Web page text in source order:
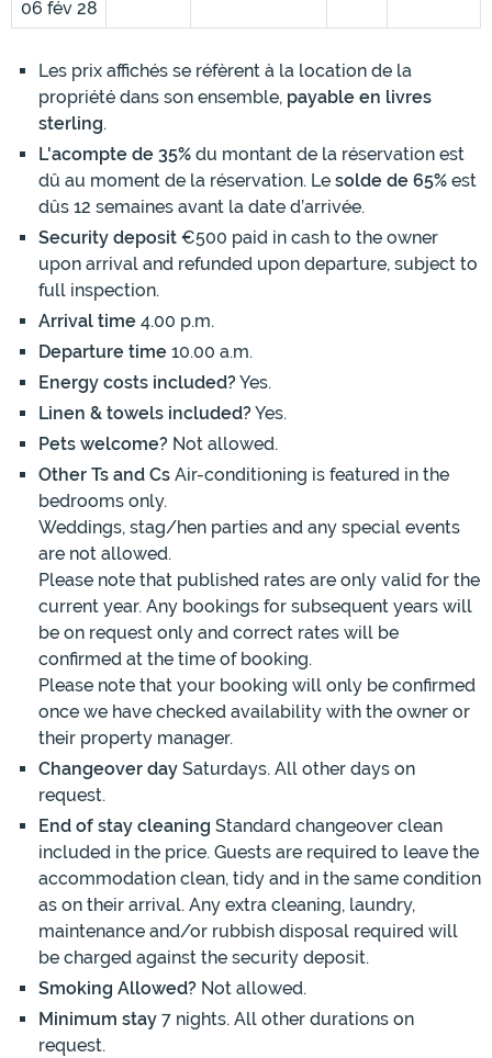
06 fév 28
Les prix affichés se réfèrent à la location de la
propriété dans son ensemble, payable en livres
sterling.
L'acompte de 35% du montant de la réservation est
dû au moment de la réservation. Le solde de 65% est
dûs 12 semaines avant la date d’arrivée.
Security deposit €500 paid in cash to the owner
upon arrival and refunded upon departure, subject to
full inspection.
Arrival time 4.00 p.m.
Departure time 10.00 a.m.
Energy costs included?Yes.
Linen & towels included?Yes.
Pets welcome? Not allowed.
Other Ts and Cs Air-conditioning is featured in the
bedrooms only.
Weddings, stag/hen parties and any special events
are not allowed.
Please note that published rates are only valid for the
current year. Any bookings for subsequent years will
be on request only and correct rates will be
confirmed at the time of booking.
Please note that your booking will only be confirmed
once we have checked availability with the owner or
their property manager.
Changeover day Saturdays. All other days on
request.
End of stay cleaning Standard changeover clean
included in the price. Guests are required to leave the
accommodation clean, tidy and in the same condition
as on their arrival. Any extra cleaning, laundry,
maintenance and/or rubbish disposal required will
be charged against the security deposit.
Smoking Allowed? Not allowed.
Minimum stay 7 nights. All other durations on
request.